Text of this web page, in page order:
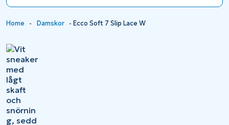
Home - Damskor - Ecco Soft 7 Slip Lace W